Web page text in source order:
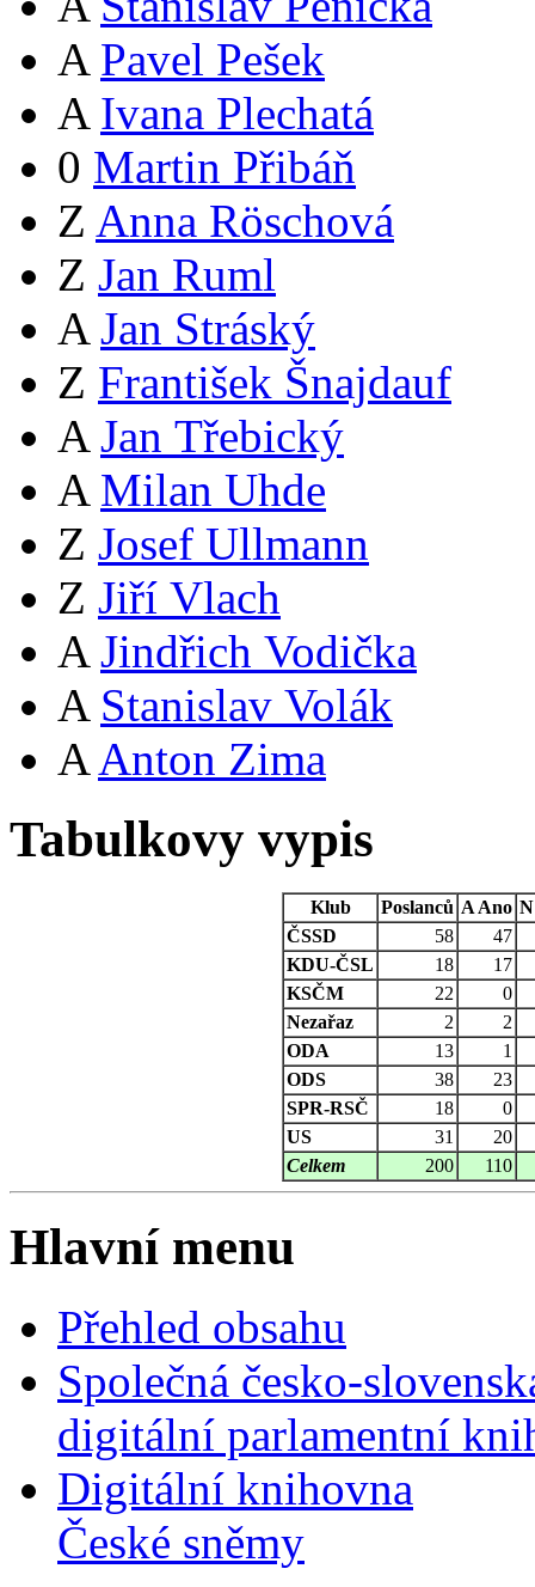
A Pavel Pešek
A Ivana Plechatá
0 Martin Přibáň
Z Anna Röschová
Z Jan Ruml
A Jan Stráský
Z František Šnajdauf
A Jan Třebický
A Milan Uhde
Z Josef Ullmann
Z Jiří Vlach
A Jindřich Vodička
A Stanislav Volák
A Anton Zima
Tabulkovy vypis
Klub Poslanců A Ano N
ČSSD
58
47
KDU-ČSL
18
17
KSČM
22
0
Nezařaz
2
2
ODA
13
1
ODS
38
23
SPR-RSČ
18
0
US
31
20
Celkem
200 110
Hlavní menu
Přehled obsahu
Společná česko-
digitální parlamentní
Digitální knihovna
České sněmy